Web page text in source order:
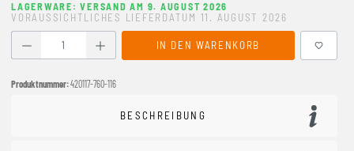
LAGERWARE: VERSAND AM 9. AUGUST 2026
VORAUSSICHTLICHES LIEFERDATUM 11. AUGUST 2026
Produkt Anzahl: Gib den gewünschten Wert ein oder
IN DEN WARENKORB
Produktnummer:420117-760-116
BESCHREIBUNG